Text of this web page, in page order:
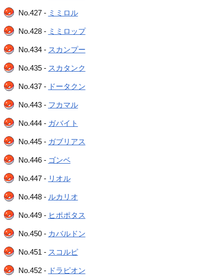
No.427 - ミミロル
No.428 - ミミロップ
No.434 - スカンプー
No.435 - スカタンク
No.437 - ドータクン
No.443 - フカマル
No.444 - ガバイト
No.445 - ガブリアス
No.446 - ゴンベ
No.447 - リオル
No.448 - ルカリオ
No.449 - ヒポポタス
No.450 - カバルドン
No.451 - スコルピ
No.452 - ドラピオン